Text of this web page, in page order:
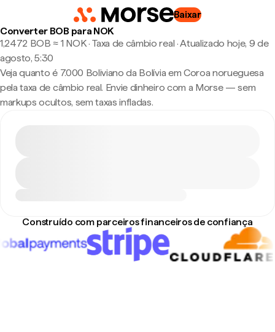
Baixar
Converter BOB para NOK
1,2472 BOB ≈ 1 NOK · Taxa de câmbio real ·Atualizado hoje, 9 de
agosto, 5:30
Veja quanto é 7.000 Boliviano da Bolívia em Coroa norueguesa
pela taxa de câmbio real. Envie dinheiro com a Morse — sem
markups ocultos, sem taxas infladas.
Construído com parceiros financeiros de confiança